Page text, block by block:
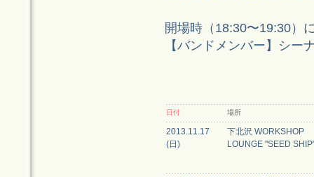
開場時（18:30〜19:30）
【バンドメンバー】シー
日付 場所
2013.11.17
(日)
下北沢 WORKSHOP
LOUNGE "SEED